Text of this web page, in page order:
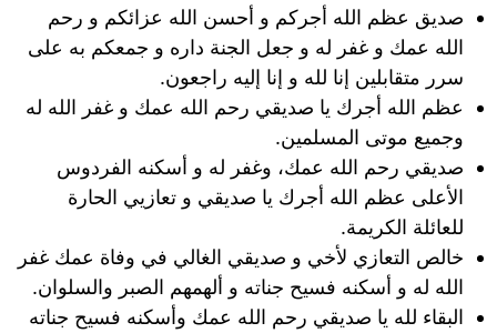
صديق عظم الله أجركم و أحسن الله عزائكم و رحم
الله عمك و غفر له و جعل الجنة داره و جمعكم به على
سرر متقابلين إنا لله و إنا إليه راجعون.
عظم الله أجرك يا صديقي رحم الله عمك و غفر الله له
وجميع موتى المسلمين.
صديقي رحم الله عمك، وغفر له و أسكنه الفردوس
الأعلى عظم الله أجرك يا صديقي و تعازيي الحارة
للعائلة الكريمة.
خالص التعازي لأخي و صديقي الغالي في وفاة عمك غفر
الله له و أسكنه فسيح جناته و ألهمهم الصبر والسلوان.
البقاء لله يا صديقي رحم الله عمك وأسكنه فسيح جناته